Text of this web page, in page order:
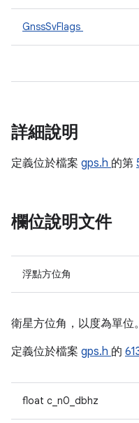
GnssSvFlags
詳細說明
定義位於檔案 gps.h 的第
欄位說明文件
浮點方位角
衛星方位角，以度為單位。
定義位於檔案 gps.h 的
float c_n0_dbhz